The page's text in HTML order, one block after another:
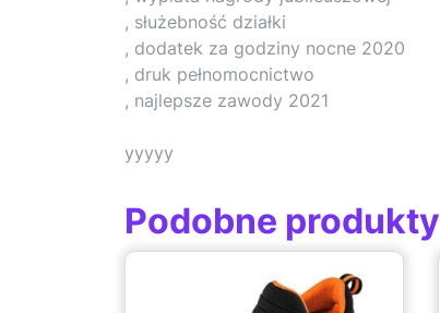
, służebność działki
, dodatek za godziny nocne 2020
, druk pełnomocnictwo
, najlepsze zawody 2021
yyyyy
Podobne produkty